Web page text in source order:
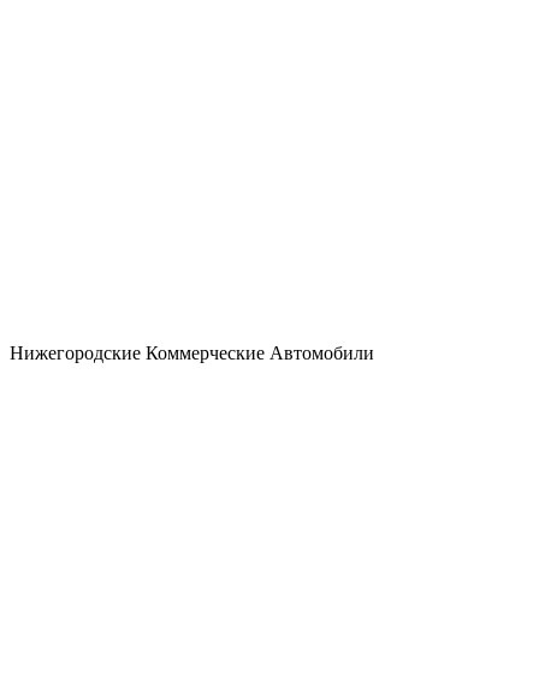
Нижегородские Коммерческие Автомобили